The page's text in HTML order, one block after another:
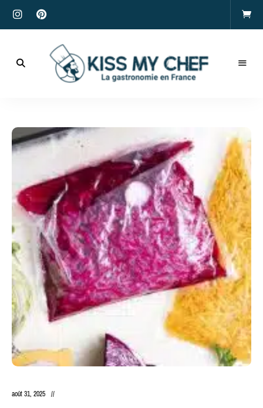
My
Chef
août 31, 2025